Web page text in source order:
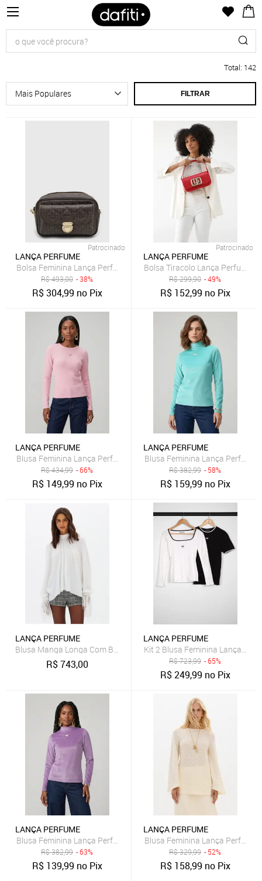
Total: 142
FILTRAR
Patrocinado
LANÇA PERFUME
Bolsa Feminina Lança Perfume Matelassê Marrom
R$493,00 - 38%
R$304,99 no Pix
Patrocinado
LANÇA PERFUME
Bolsa Tiracolo Lança Perfume
R$299,90 - 49%
R$ 152,99 no Pix
LANÇA PERFUME
Blusa Feminina Lança Perfume Manga Longa Canelada Rosa
R$434,99 - 66%
R$ 149,99 no Pix
LANÇA PERFUME
Blusa Feminina Lança Perfume
R$382,99 - 58%
R$ 159,99 no Pix
LANÇA PERFUME
Blusa Manga Longa Com Barra De Renda Lança Perfume
R$743,00
LANÇA PERFUME
Kit 2 Blusa Feminina Lança
R$723,99 - 65%
R$249,99 no Pix
LANÇA PERFUME
Blusa Feminina Lança Perfume Gola Alta Lilás
R$382,99 - 63%
R$ 139,99 no Pix
LANÇA PERFUME
Blusa Feminina Lança Perfume
R$329,99 - 52%
R$ 158,99 no Pix